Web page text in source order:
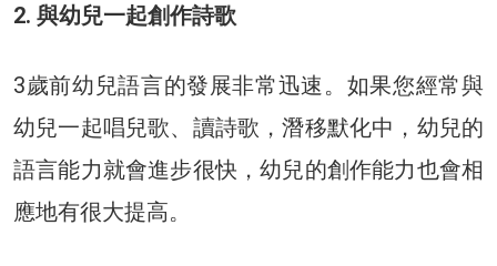
2. 與幼兒一起創作詩歌
3歲前幼兒語言的發展非常迅速。如果您經常與
幼兒一起唱兒歌、讀詩歌，潛移默化中，幼兒的
語言能力就會進步很快，幼兒的創作能力也會相
應地有很大提高。